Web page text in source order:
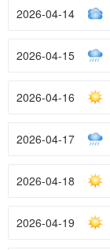
2026-04-14
2026-04-15
2026-04-16
2026-04-17
2026-04-18
2026-04-19